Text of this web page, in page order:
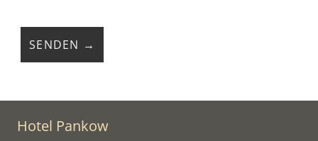
Hotel Pankow